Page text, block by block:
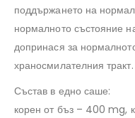
поддържането на
нормалното състояние
допринася за
храносмилателния тракт.
Състав в едно саше:
корен от бъз – 400 mg,